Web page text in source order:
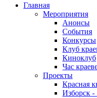
Главная
Мероприятия
Анонсы
События
Конкурсы
Клуб
Киноклуб
Час
Проекты
Красная
Изборск -